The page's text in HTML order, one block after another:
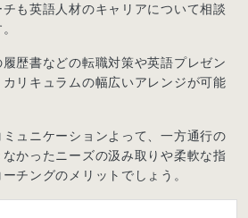
も英語人材のキャリアについて相談
歴書などの転職対策や英語プレゼン
リキュラムの幅広いアレンジが可能
ュニケーションよって、一方通行の
かったニーズの汲み取りや柔軟な指
チングのメリットでしょう。